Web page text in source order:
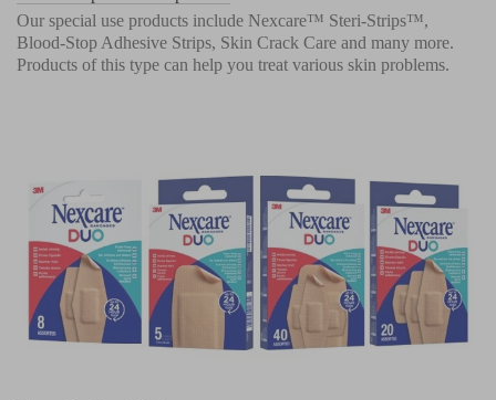
Our special use products include Nexcare™ Steri-Strips™,
Blood-Stop Adhesive Strips, Skin Crack Care and many more.
Products of this type can help you treat various skin problems.